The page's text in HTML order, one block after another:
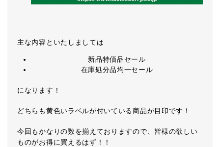
主な内容といたしましては
新品特価品セール
在庫処分品均一セール
になります！
どちらも黄色いラベルが付いている商品が目印です！
今回もかなりの数を揃えておりますので、皆様の欲しい
ものがお得に買えるはず！！